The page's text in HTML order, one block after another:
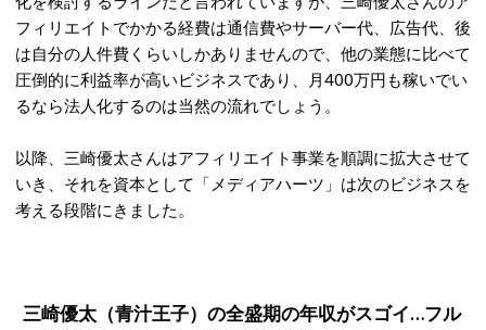
フィリエイトでかかる経費は通信費やサーバー代、広告代、後
は自分の人件費くらいしかありませんので、他の業態に比べて
圧倒的に利益率が高いビジネスであり、月400万円も稼いでい
るなら法人化するのは当然の流れでしょう。
以降、三崎優太さんはアフィリエイト事業を順調に拡大させて
いき、それを資本として「メディアハーツ」は次のビジネスを
考える段階にきました。
三崎優太（青汁王子）の全盛期の年収がスゴイ…フル